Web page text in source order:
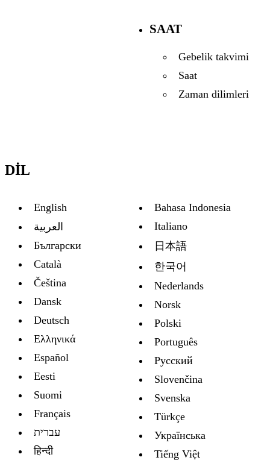
SAAT
Gebelik takvimi
Saat
Zaman dilimleri
DIL
English
العربية
Български
Català
Čeština
Dansk
Deutsch
Ελληνικά
Español
Eesti
Suomi
Français
עברית
हिन्दी
Bahasa Indonesia
Italiano
日本語
한국어
Nederlands
Norsk
Polski
Português
Русский
Slovenčina
Svenska
Türkçe
Украïнська
Tiếng Việt